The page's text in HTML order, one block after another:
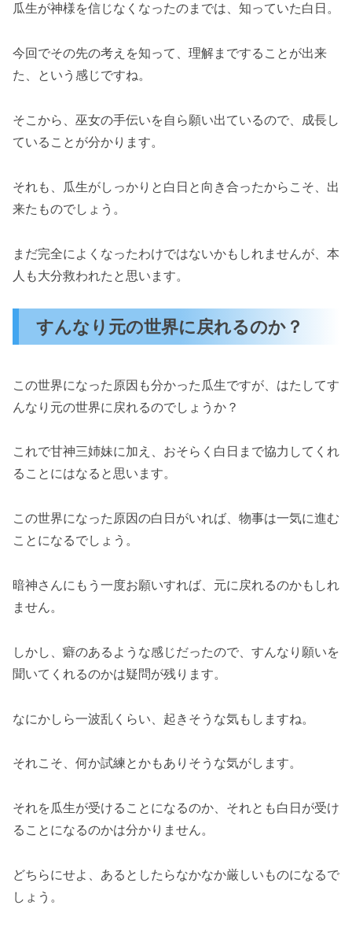
瓜生が神様を信じなくなったのまでは、知っていた白日。
今回でその先の考えを知って、理解まですることが出来
た、という感じですね。
そこから、巫女の手伝いを自ら願い出ているので、成長し
ていることが分かります。
それも、瓜生がしっかりと白日と向き合ったからこそ、出
来たものでしょう。
まだ完全によくなったわけではないかもしれませんが、本
人も大分救われたと思います。
すんなり元の世界に戻れるのか？
この世界になった原因も分かった瓜生ですが、はたしてす
んなり元の世界に戻れるのでしょうか？
これで甘神三姉妹に加え、おそらく白日まで協力してくれ
ることにはなると思います。
この世界になった原因の白日がいれば、物事は一気に進む
ことになるでしょう。
暗神さんにもう一度お願いすれば、元に戻れるのかもしれ
ません。
しかし、癖のあるような感じだったので、すんなり願いを
聞いてくれるのかは疑問が残ります。
なにかしら一波乱くらい、起きそうな気もしますね。
それこそ、何か試練とかもありそうな気がします。
それを瓜生が受けることになるのか、それとも白日が受け
ることになるのかは分かりません。
どちらにせよ、あるとしたらなかなか厳しいものになるで
しょう。